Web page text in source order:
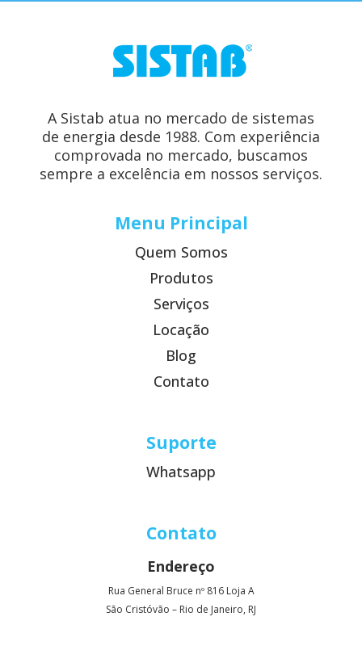
A Sistab atua no mercado de sistemas
de energia desde 1988. Com experiência
comprovada no mercado, buscamos
sempre a excelência em nossos serviços.
Menu Principal
Quem Somos
Produtos
Serviços
Locação
Blog
Contato
Suporte
Whatsapp
Contato
Endereço
Rua General Bruce nº 816 Loja A
São Cristóvão – Rio de Janeiro, RJ